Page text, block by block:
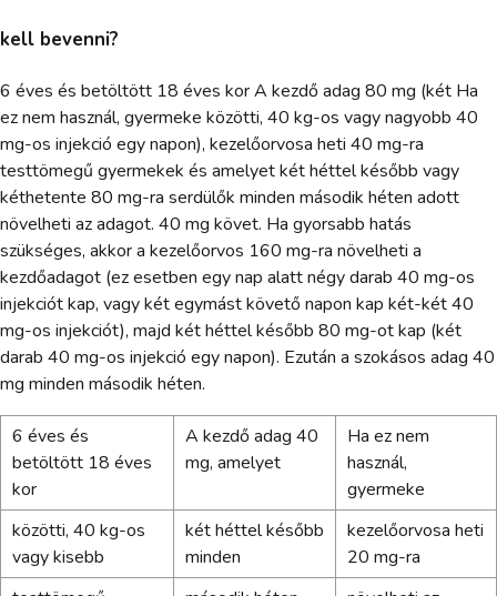
kell bevenni?
6 éves és betöltött 18 éves kor A kezdő adag 80 mg (két Ha
ez nem használ, gyermeke közötti, 40 kg-os vagy nagyobb 40
mg-os injekció egy napon), kezelőorvosa heti 40 mg-ra
testtömegű gyermekek és amelyet két héttel később vagy
kéthetente 80 mg-ra serdülők minden második héten adott
növelheti az adagot. 40 mg követ. Ha gyorsabb hatás
szükséges, akkor a kezelőorvos 160 mg-ra növelheti a
kezdőadagot (ez esetben egy nap alatt négy darab 40 mg-os
injekciót kap, vagy két egymást követő napon kap két-két 40
mg-os injekciót), majd két héttel később 80 mg-ot kap (két
darab 40 mg-os injekció egy napon). Ezután a szokásos adag 40
mg minden második héten.
6 éves és
betöltött 18 éves
kor
A kezdő adag 40
mg, amelyet
Ha ez nem
használ,
gyermeke
közötti, 40 kg-os
vagy kisebb
két héttel később
minden
kezelőorvosa heti
20 mg-ra